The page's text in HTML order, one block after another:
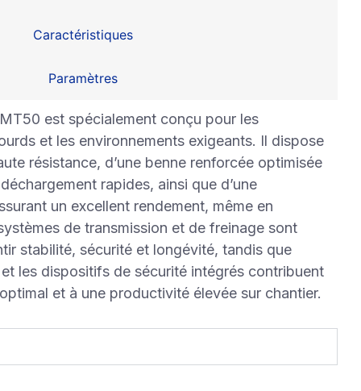
Caractéristiques
Paramètres
est spécialement conçu pour les
et les environnements exigeants. Il dispose
résistance, d’une benne renforcée optimisée
rapides, ainsi que d’une
un excellent rendement, même en
de transmission et de freinage sont
stabilité, sécurité et longévité, tandis que
et les dispositifs de sécurité intégrés contribuent
et à une productivité élevée sur chantier.